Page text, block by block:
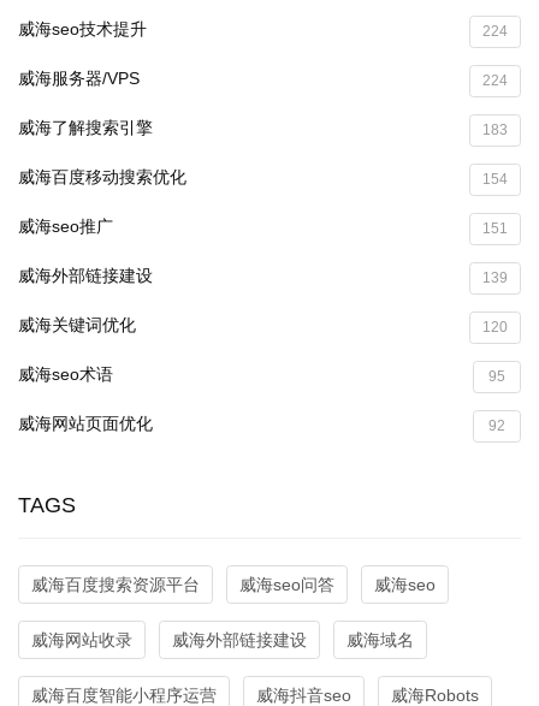
威海seo技术提升 224
威海服务器/VPS 224
威海了解搜索引擎 183
威海百度移动搜索优化 154
威海seo推广 151
威海外部链接建设 139
威海关键词优化 120
威海seo术语 95
威海网站页面优化 92
TAGS
威海百度搜索资源平台 威海seo问答 威海seo
威海网站收录 威海外部链接建设 威海域名
威海百度智能小程序运营 威海抖音seo 威海Robots